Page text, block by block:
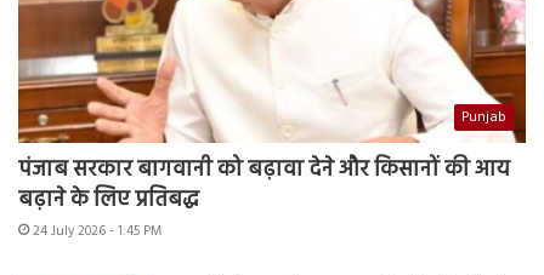
Punjab
पंजाब सरकार बागवानी को बढ़ावा देने और किसानों की आय
बढ़ाने के लिए प्रतिबद्ध
24 July 2026 - 1:45 PM